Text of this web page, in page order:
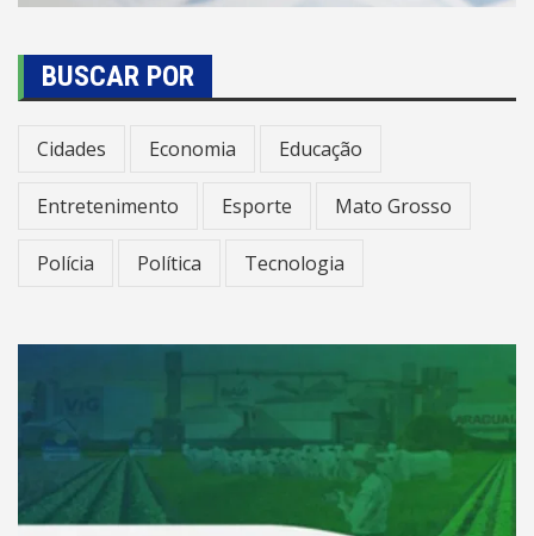
BUSCAR POR
Cidades Economia Educação
Entretenimento Esporte Mato Grosso
Polícia Política Tecnologia